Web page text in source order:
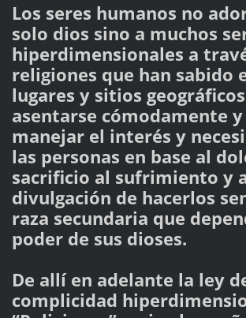
Los seres humanos no
solo dios sino a muchos
hiperdimensionales a
religiones que han sabido
lugares y sitios
asentarse cómodamente
manejar el interés y
las personas en base al
sacrificio al sufrimiento y
divulgación de hacerlos
raza secundaria que
poder de sus dioses.
De allí en adelante la ley
complicidad